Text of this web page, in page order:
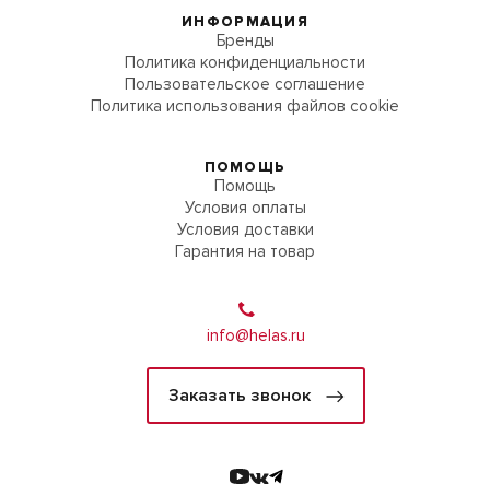
ИНФОРМАЦИЯ
Бренды
Политика конфиденциальности
Пользовательское соглашение
Политика использования файлов cookie
ПОМОЩЬ
Помощь
Условия оплаты
Условия доставки
Гарантия на товар
info@helas.ru
Заказать звонок